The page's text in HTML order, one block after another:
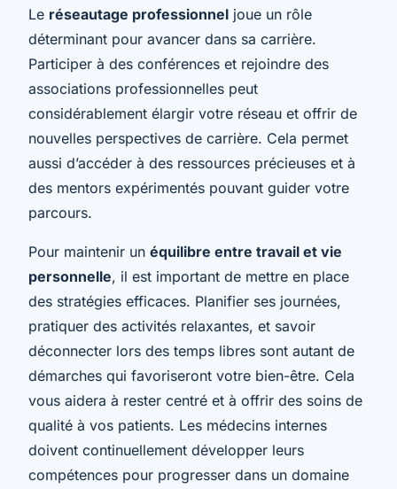
Le réseautage professionnel joue un rôle
déterminant pour avancer dans sa carrière.
Participer à des conférences et rejoindre des
associations professionnelles peut
considérablement élargir votre réseau et offrir de
nouvelles perspectives de carrière. Cela permet
aussi d’accéder à des ressources précieuses et à
des mentors expérimentés pouvant guider votre
parcours.
Pour maintenir un équilibre entre travail et vie
personnelle, il est important de mettre en place
des stratégies efficaces. Planifier ses journées,
pratiquer des activités relaxantes, et savoir
déconnecter lors des temps libres sont autant de
démarches qui favoriseront votre bien-être. Cela
vous aidera à rester centré et à offrir des soins de
qualité à vos patients. Les médecins internes
doivent continuellement développer leurs
compétences pour progresser dans un domaine